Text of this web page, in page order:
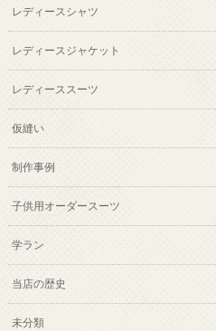
レディースシャツ
レディースジャケット
レディーススーツ
仮縫い
制作事例
子供用オーダースーツ
学ラン
当店の歴史
未分類